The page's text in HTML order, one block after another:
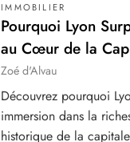
IMMOBILIER
Pourquoi Lyon
au Cœur de la
Zoé d'Alvau
Découvrez pourquoi
immersion dans la
historique de la